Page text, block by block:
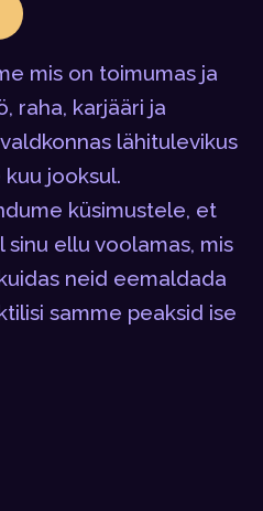
mis on toimumas ja
raha, karjääri ja
lähitulevikus
jooksul.
küsimustele, et
ellu voolamas, mis
neid eemaldada
samme peaksid ise